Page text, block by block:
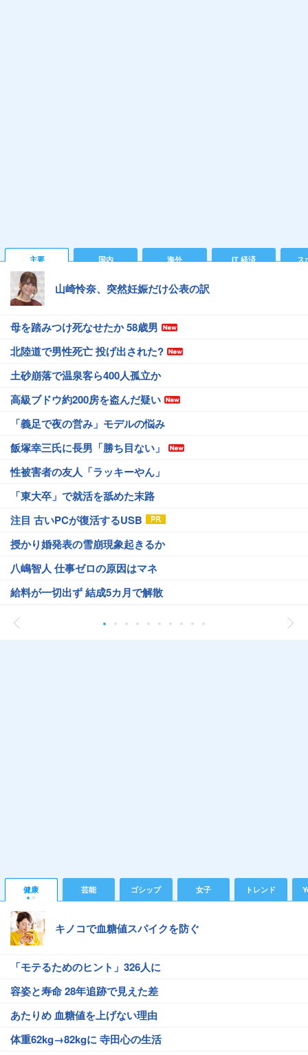
主要 国内 海外 IT 経済 ス
山崎怜奈、突然妊娠だけ公表の訳
母を踏みつけ死なせたか 58歳男
北陸道で男性死亡 投げ出された?
土砂崩落で温泉客ら400人孤立か
高級ブドウ約200房を盗んだ疑い
「義足で夜の営み」モデルの悩み
飯塚幸三氏に長男「勝ち目ない」
性被害者の友人「ラッキーやん」
「東大卒」で就活を舐めた末路
注目 古いPCが復活するUSB
授かり婚発表の雪崩現象起きるか
八嶋智人 仕事ゼロの原因はマネ
給料が一切出ず 結成5カ月で解散
健康 芸能 ゴシップ 女子 トレンド
キノコで血糖値スパイクを防ぐ
「モテるためのヒント」326人に
容姿と寿命 28年追跡で見えた差
あたりめ 血糖値を上げない理由
体重62kg→82kgに 寺田心の生活